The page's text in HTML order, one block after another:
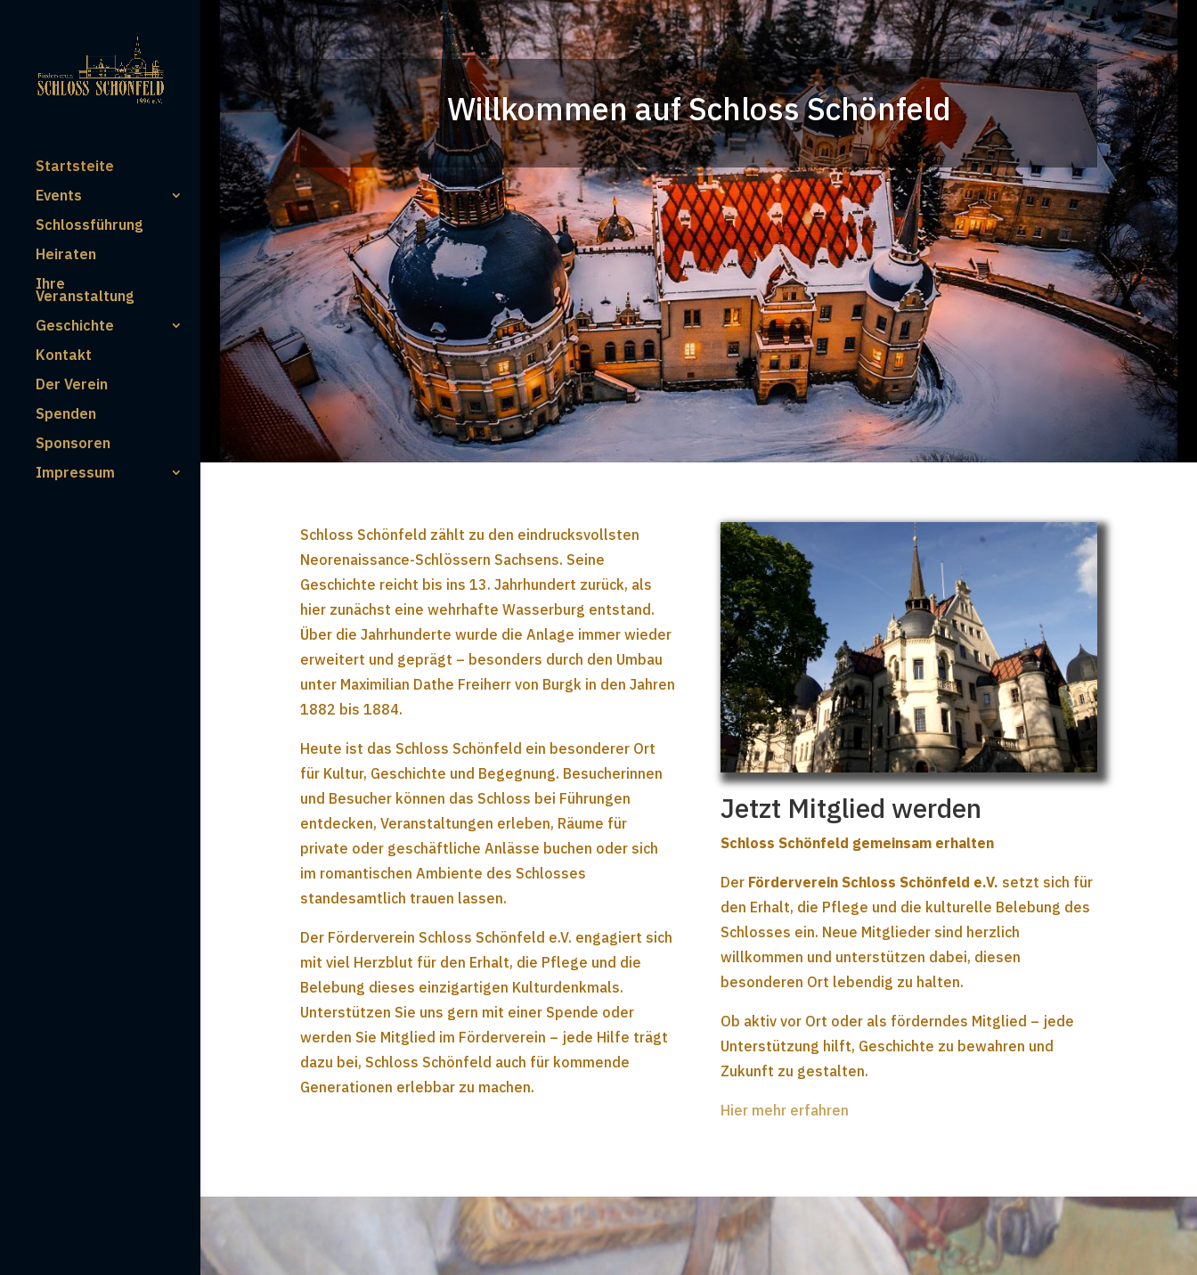
Startsteite
Events
Schlossführung
Heiraten
Ihre
Veranstaltung
Geschichte
Kontakt
Der Verein
Spenden
Sponsoren
Impressum
Willkommen auf Schloss Schönfeld
Schloss Schönfeld zählt zu den eindrucksvollsten
Neorenaissance-Schlössern Sachsens. Seine
Geschichte reicht bis ins 13. Jahrhundert zurück, als
hier zunächst eine wehrhafte Wasserburg entstand.
Über die Jahrhunderte wurde die Anlage immer wieder
erweitert und geprägt – besonders durch den Umbau
unter Maximilian Dathe Freiherr von Burgk in den Jahren
1882 bis 1884.
Heute ist das Schloss Schönfeld ein besonderer Ort
für Kultur, Geschichte und Begegnung. Besucherinnen
und Besucher können das Schloss bei Führungen
entdecken, Veranstaltungen erleben, Räume für
private oder geschäftliche Anlässe buchen oder sich
im romantischen Ambiente des Schlosses
standesamtlich trauen lassen.
Der Förderverein Schloss Schönfeld e.V. engagiert sich
mit viel Herzblut für den Erhalt, die Pflege und die
Belebung dieses einzigartigen Kulturdenkmals.
Unterstützen Sie uns gern mit einer Spende oder
werden Sie Mitglied im Förderverein – jede Hilfe trägt
dazu bei, Schloss Schönfeld auch für kommende
Generationen erlebbar zu machen.
Jetzt Mitglied werden
Schloss Schönfeld gemeinsam erhalten
Der Förderverein Schloss Schönfeld e.V. setzt sich für
den Erhalt, die Pflege und die kulturelle Belebung des
Schlosses ein. Neue Mitglieder sind herzlich
willkommen und unterstützen dabei, diesen
besonderen Ort lebendig zu halten.
Ob aktiv vor Ort oder als förderndes Mitglied – jede
Unterstützung hilft, Geschichte zu bewahren und
Zukunft zu gestalten.
Hier mehr erfahren